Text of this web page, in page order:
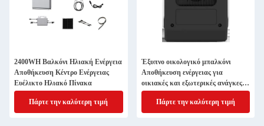
2400WH Βαλκόνι Ηλιακή Ενέργεια
Αποθήκευση Κέντρο Ενέργειας
Ευέλικτο Ηλιακό Πίνακα
Πάρτε την καλύτερη τιμή
Έξυπνο οικολογικό μπαλκόνι
Αποθήκευση ενέργειας για
οικιακές και εξωτερικές ανάγκες
2200W
Πάρτε την καλύτερη τιμή